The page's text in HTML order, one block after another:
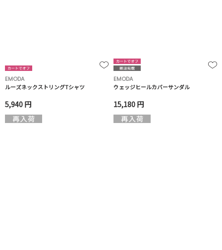
EMODA
ルーズネックストリングTシャツ
5,940 円
EMODA
ウェッジヒールカバーサンダル
15,180 円